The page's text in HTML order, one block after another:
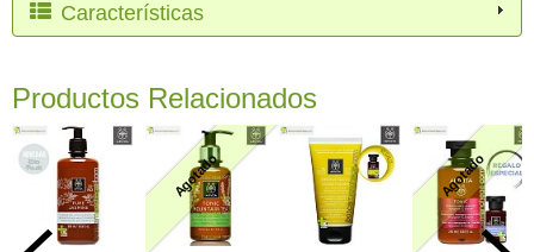
Características
Productos Relacionados
Agotado Agotado